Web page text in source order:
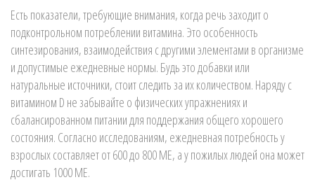
Есть показатели, требующие внимания, когда речь заходит о
подконтрольном потреблении витамина. Это особенность
синтезирования, взаимодействия с другими элементами в организме
и допустимые ежедневные нормы. Будь это добавки или
натуральные источники, стоит следить за их количеством. Наряду с
витамином D не забывайте о физических упражнениях и
сбалансированном питании для поддержания общего хорошего
состояния. Согласно исследованиям, ежедневная потребность у
взрослых составляет от 600 до 800 МЕ, а у пожилых людей она может
достигать 1000 МЕ.